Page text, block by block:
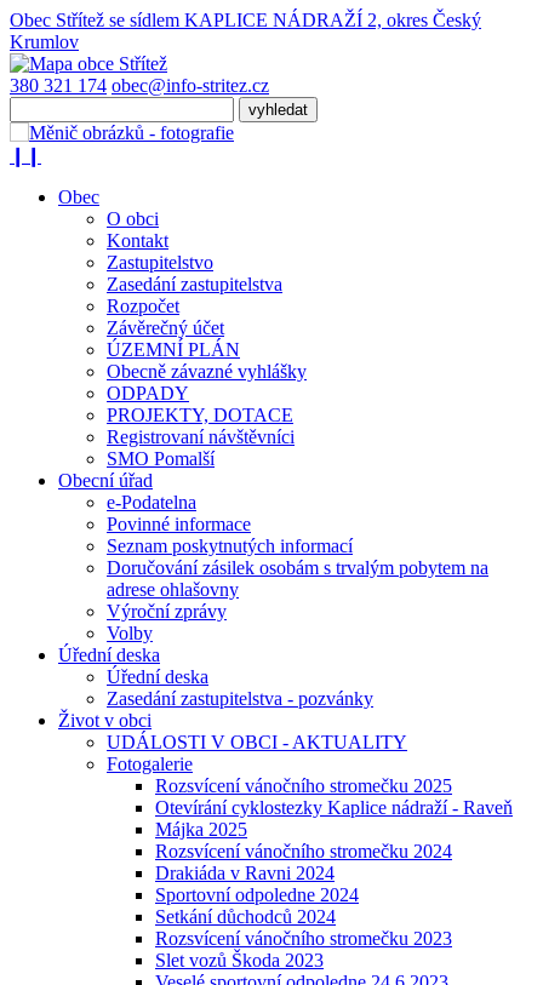
Obec Střítež se sídlem KAPLICE NÁDRAŽÍ 2, okres Český
Krumlov
380 321 174 obec@info-stritez.cz
Obec
O obci
Kontakt
Zastupitelstvo
Zasedání zastupitelstva
Rozpočet
Závěrečný účet
ÚZEMNÍ PLÁN
Obecně závazné vyhlášky
ODPADY
PROJEKTY, DOTACE
Registrovaní návštěvníci
SMO Pomalší
Obecní úřad
e-Podatelna
Povinné informace
Seznam poskytnutých informací
Doručování zásilek osobám s trvalým pobytem na
adrese ohlašovny
Výroční zprávy
Volby
Úřední deska
Úřední deska
Zasedání zastupitelstva - pozvánky
Život v obci
UDÁLOSTI V OBCI - AKTUALITY
Fotogalerie
Rozsvícení vánočního stromečku 2025
Otevírání cyklostezky Kaplice nádraží - Raveň
Májka 2025
Rozsvícení vánočního stromečku 2024
Drakiáda v Ravni 2024
Sportovní odpoledne 2024
Setkání důchodců 2024
Rozsvícení vánočního stromečku 2023
Slet vozů Škoda 2023